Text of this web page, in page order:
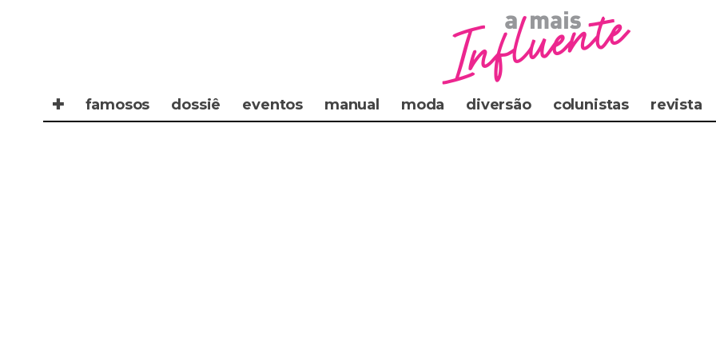
✚ famosos dossiê eventos manual moda diversão colunistas revista